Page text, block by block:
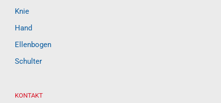
Knie
Hand
Ellenbogen
Schulter
KONTAKT